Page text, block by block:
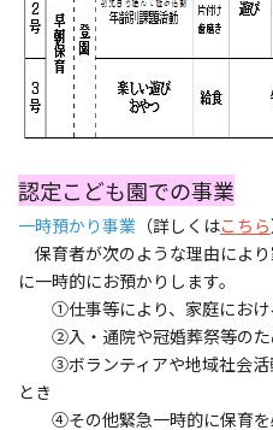
認定こども園での事業
一時預かり事業 （詳しくはこちら
保育者が次のような理由によ
に一時的にお預かりします。
①仕事等により、家庭におけ
②入・通院や冠婚葬祭等のた
③ボランティアや地域社会活
とき
④その他緊急一時的に保育を